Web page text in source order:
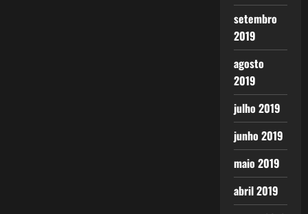
setembro
2019
agosto
2019
julho 2019
junho 2019
maio 2019
abril 2019